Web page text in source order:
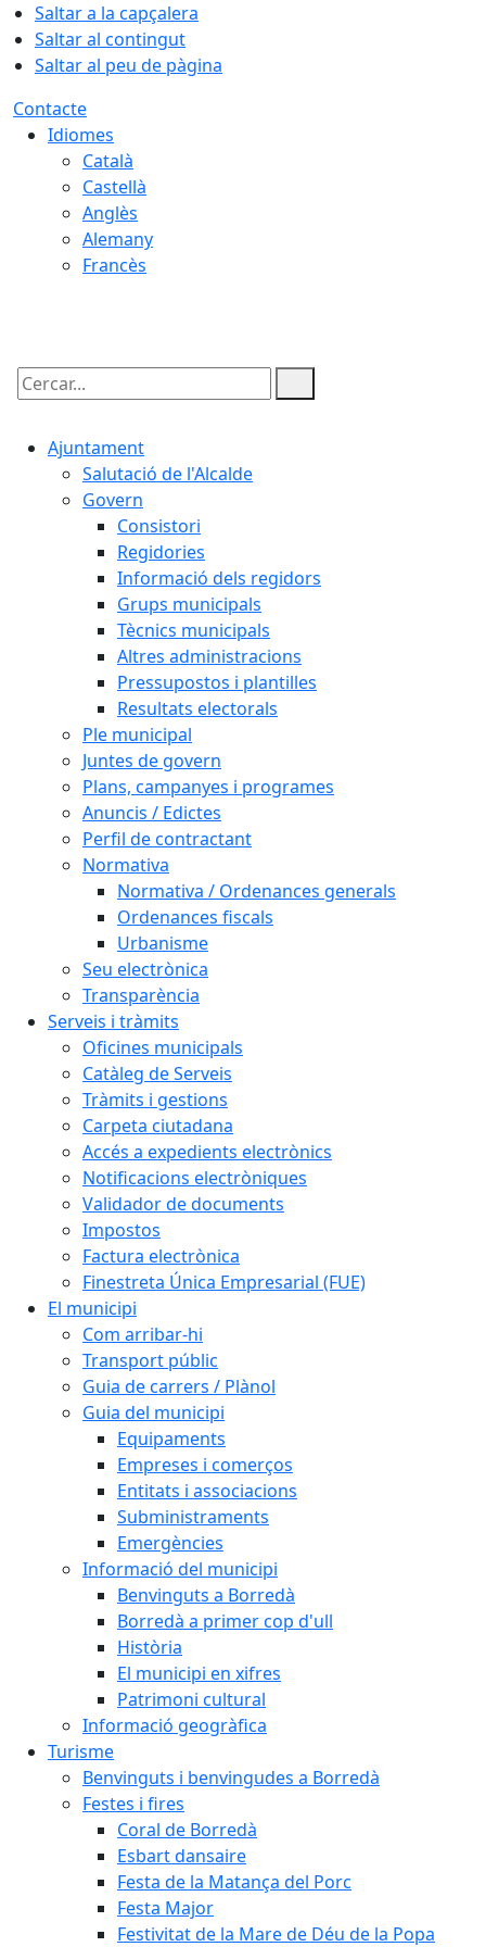
Saltar a la capçalera
Saltar al contingut
Saltar al peu de pàgina
Contacte
Idiomes
Català
Castellà
Anglès
Alemany
Francès
Cercar:
Ajuntament
Salutació de l'Alcalde
Govern
Consistori
Regidories
Informació dels regidors
Grups municipals
Tècnics municipals
Altres administracions
Pressupostos i plantilles
Resultats electorals
Ple municipal
Juntes de govern
Plans, campanyes i programes
Anuncis / Edictes
Perfil de contractant
Normativa
Normativa / Ordenances generals
Ordenances fiscals
Urbanisme
Seu electrònica
Transparència
Serveis i tràmits
Oficines municipals
Catàleg de Serveis
Tràmits i gestions
Carpeta ciutadana
Accés a expedients electrònics
Notificacions electròniques
Validador de documents
Impostos
Factura electrònica
Finestreta Única Empresarial (FUE)
El municipi
Com arribar-hi
Transport públic
Guia de carrers / Plànol
Guia del municipi
Equipaments
Empreses i comerços
Entitats i associacions
Subministraments
Emergències
Informació del municipi
Benvinguts a Borredà
Borredà a primer cop d'ull
Història
El municipi en xifres
Patrimoni cultural
Informació geogràfica
Turisme
Benvinguts i benvingudes a Borredà
Festes i fires
Coral de Borredà
Esbart dansaire
Festa de la Matança del Porc
Festa Major
Festivitat de la Mare de Déu de la Popa